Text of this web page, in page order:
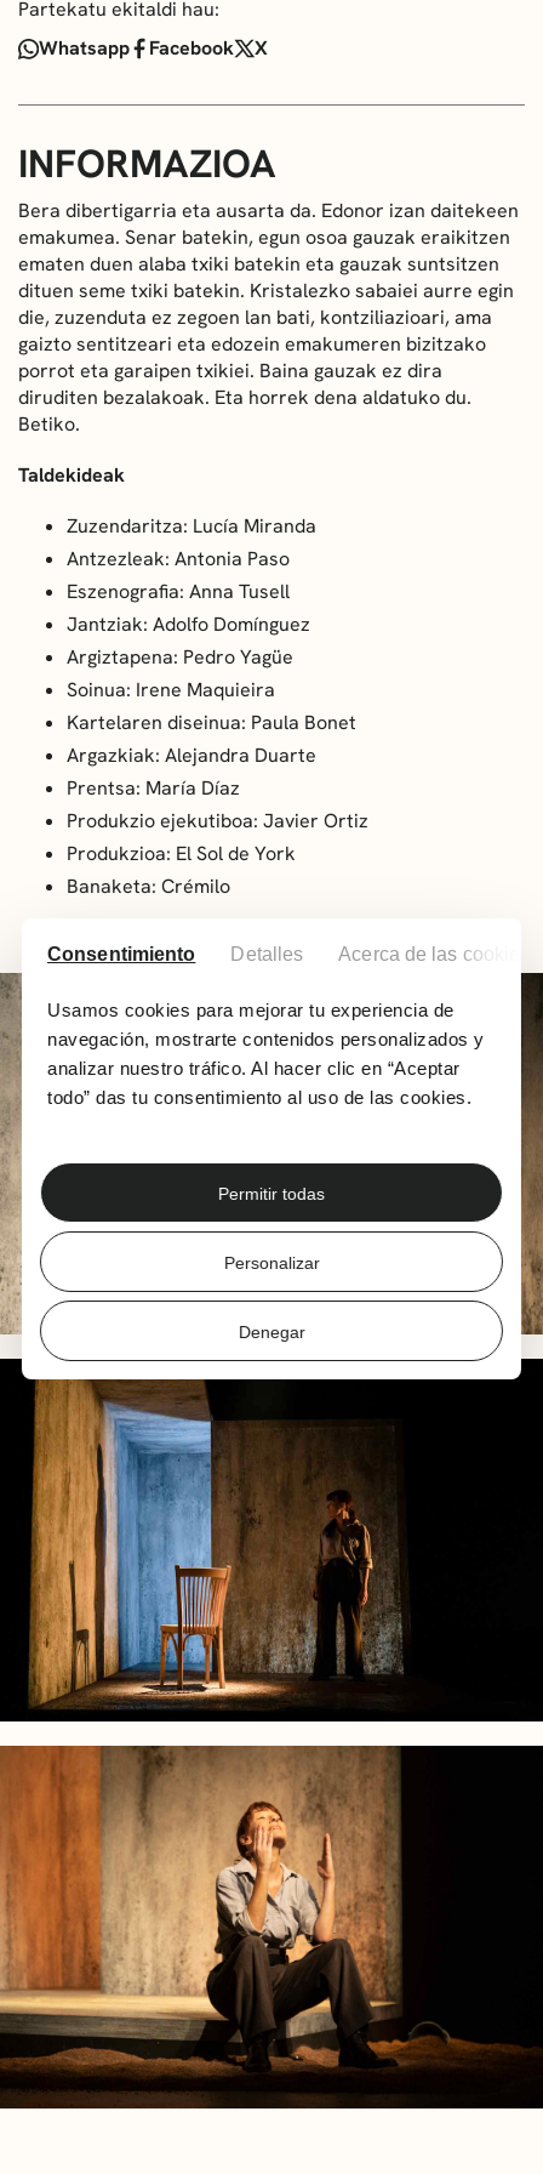
Consentimiento Detalles Acerca de las cookies
Usamos cookies para mejorar tu experiencia de
navegación, mostrarte contenidos personalizados y
analizar nuestro tráfico. Al hacer clic en “Aceptar
todo” das tu consentimiento al uso de las cookies.
Permitir todas
Personalizar
Denegar
Partekatu ekitaldi hau:
Whatsapp
Facebook X
INFORMAZIOA
Bera dibertigarria eta ausarta da. Edonor izan daitekeen
emakumea. Senar batekin, egun osoa gauzak eraikitzen
ematen duen alaba txiki batekin eta gauzak suntsitzen
dituen seme txiki batekin. Kristalezko sabaiei aurre egin
die, zuzenduta ez zegoen lan bati, kontziliazioari, ama
gaizto sentitzeari eta edozein emakumeren bizitzako
porrot eta garaipen txikiei. Baina gauzak ez dira
diruditen bezalakoak. Eta horrek dena aldatuko du.
Betiko.
Taldekideak
Zuzendaritza: Lucía Miranda
Antzezleak: Antonia Paso
Eszenografia: Anna Tusell
Jantziak: Adolfo Domínguez
Argiztapena: Pedro Yagüe
Soinua: Irene Maquieira
Kartelaren diseinua: Paula Bonet
Argazkiak: Alejandra Duarte
Prentsa: María Díaz
Produkzio ejekutiboa: Javier Ortiz
Produkzioa: El Sol de York
Banaketa: Crémilo